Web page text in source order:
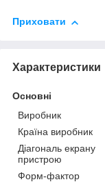
Приховати
Характеристики
Основні
Виробник
Країна виробник
Діагональ екрану
пристрою
Форм-фактор